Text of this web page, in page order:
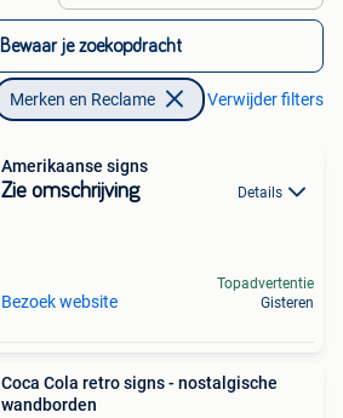
Bewaar je zoekopdracht
Merken en Reclame Verwijder filters
Amerikaanse signs
Zie omschrijving Details
Bezoek website
Topadvertentie
Gisteren
Coca Cola retro signs - nostalgische
wandborden